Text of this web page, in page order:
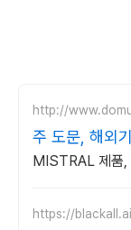
http://
주 도문, 해외
MISTRAL 제품,
https://blackall.ai